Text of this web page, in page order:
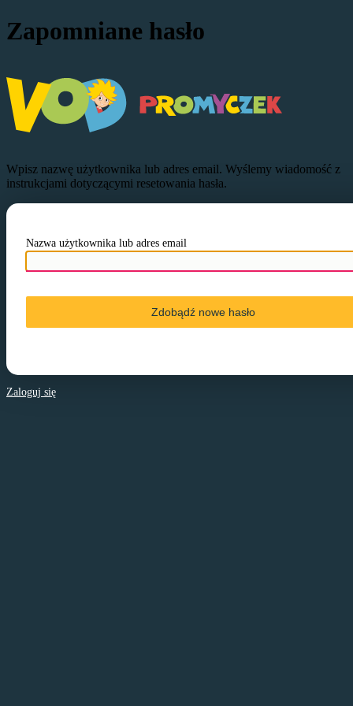
Zapomniane hasło
Wpisz nazwę użytkownika lub adres email. Wyślemy wiadomość z
instrukcjami dotyczącymi resetowania hasła.
Nazwa użytkownika lub adres email
Zaloguj się